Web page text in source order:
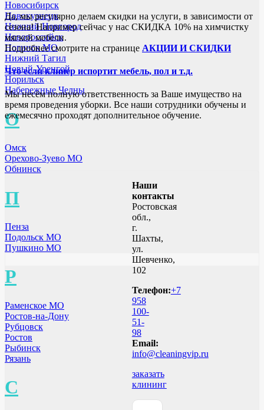
Новосибирск
Новокузнецк
Нижний Новгород
Новороссийск
Ногинск МО
Нижний Тагил
Новый-Уренгой
Норильск
Набережные Челны
О
Омск
Орехово-Зуево МО
Обнинск
П
Пенза
Подольск МО
Пушкино МО
Р
Раменское МО
Ростов-на-Дону
Рубцовск
Ростов
Рыбинск
Рязань
С
Да, мы регулярно делаем скидки на услуги, в зависимости от
сезона! Например сейчас у нас СКИДКА 10% на химчистку
мягкой мебели.
Подробнее смотрите на странице АКЦИИ И СКИДКИ
Что если клинер испортит мебель, пол и т.д.
Мы несём полную ответственность за Ваше имущество на
время проведения уборки. Все наши сотрудники обучены и
ежемесячно проходят дополнительное обучение.
Наши
контакты
Ростовская
обл.,
г.
Шахты,
ул.
Шевченко,
102
Телефон:+7
958
100-
51-
98
Email:
info@cleaningvip.ru
заказать
клининг